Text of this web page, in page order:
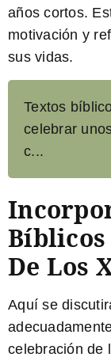
años cortos.
motivación y
sus vidas.
Textos
celebrar
c...
Bíblicos
De Los
Aquí se
celebración de